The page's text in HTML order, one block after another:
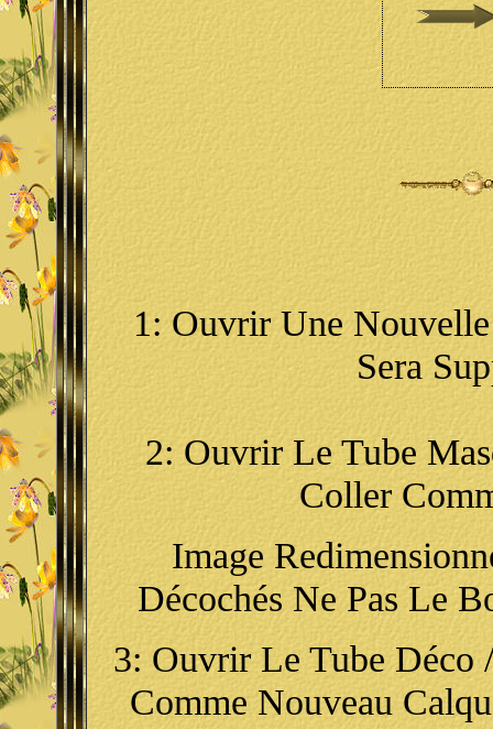
1: Ouvrir Une
Sera
2: Ouvrir Le Tube
Coller
Image
Décochés Ne Pas Le
3: Ouvrir Le Tube
Comme Nouveau